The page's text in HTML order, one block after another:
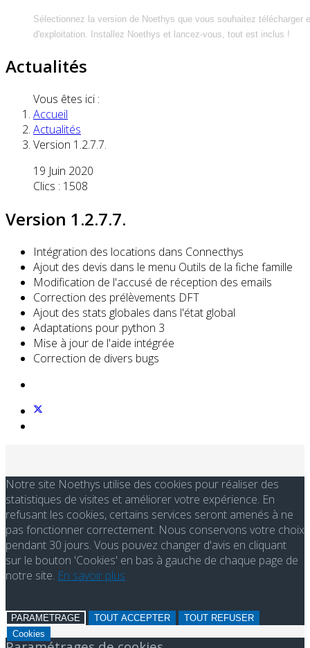
Sélectionnez la version de Noethys que vous souhaitez télécharger
d'exploitation. Installez Noethys et lancez-vous, tout est inclus !
Actualités
Vous êtes ici :
Accueil
Actualités
Version 1.2.7.7.
19 Juin 2020
Clics : 1508
Version 1.2.7.7.
Intégration des locations dans Connecthys
Ajout des devis dans le menu Outils de la fiche famille
Modification de l'accusé de réception des emails
Correction des prélèvements DFT
Ajout des stats globales dans l'état global
Adaptations pour python 3
Mise à jour de l'aide intégrée
Correction de divers bugs
Notre site Noethys utilise des cookies pour réaliser des
statistiques de visites et améliorer votre expérience. En
refusant les cookies, certains services seront amenés à ne
pas fonctionner correctement. Nous conservons votre choix
pendant 30 jours. Vous pouvez changer d'avis en cliquant
sur le bouton 'Cookies' en bas à gauche de chaque page de
notre site. En savoir plus
PARAMETRAGE TOUT ACCEPTER
TOUT REFUSER
Cookies